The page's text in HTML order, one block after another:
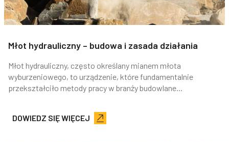
Młot hydrauliczny – budowa i zasada działania
Młot hydrauliczny, często określany mianem młota
wyburzeniowego, to urządzenie, które fundamentalnie
przekształciło metody pracy w branży budowlane...
DOWIEDZ SIĘ WIĘCEJ